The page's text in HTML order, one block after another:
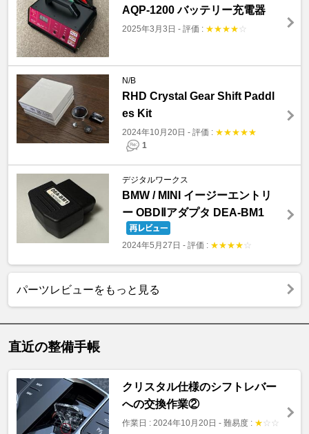
AQP-1200 バッテリー充電器
2025年3月3日 - 評価 : ★★★★ ☆
N/B
RHD Crystal Gear Shift Paddl
es Kit
2024年10月20日 - 評価 : ★★★★★
1
デジタルワークス
BMW / MINI イージーエントリ
ー OBDⅡアダプタ DEA-BM1
2024年5月27日 - 評価 : ★★★★ ☆
パーツレビューをもっと見る
直近の整備手帳
クリスタル仕様のシフトレバー
への交換作業②
作業日 : 2024年10月20日 - 難易度 : ★ ☆ ☆